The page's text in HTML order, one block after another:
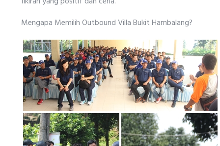
Mengapa Memilih Outbound Villa Bukit Hambalang?